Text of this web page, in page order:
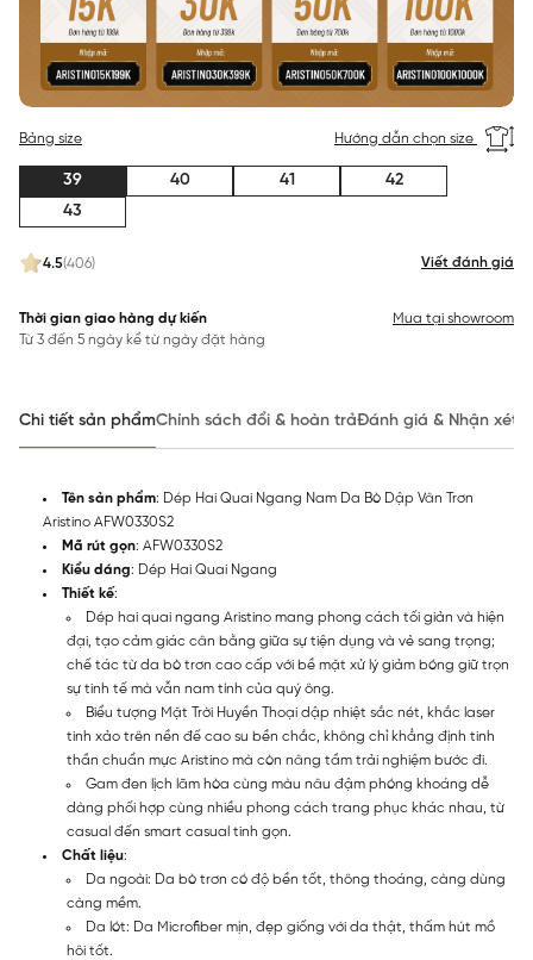
4.5(406) Viết đánh giá
Bảng size Hướng dẫn chọn size
39 40 41
42
43
Thời gian giao hàng dự kiến
Từ 3 đến 5 ngày kể từ ngày đặt hàng
Mua tại showroom
Chi tiết sản phẩmChính sách đổi & hoàn trảĐánh giá & Nhận xét
Tên sản phẩm: Dép Hai Quai Ngang Nam Da Bò Dập Vân Trơn
Aristino AFW0330S2
Mã rút gọn: AFW0330S2
Kiểu dáng: Dép Hai Quai Ngang
Thiết kế:
Dép hai quai ngang Aristino mang phong cách tối giản và hiện
đại, tạo cảm giác cân bằng giữa sự tiện dụng và vẻ sang trọng;
chế tác từ da bò trơn cao cấp với bề mặt xử lý giảm bóng giữ trọn
sự tinh tế mà vẫn nam tính của quý ông.
Biểu tượng Mặt Trời Huyền Thoại dập nhiệt sắc nét, khắc laser
tinh xảo trên nền đế cao su bền chắc, không chỉ khẳng định tinh
thần chuẩn mực Aristino mà còn nâng tầm trải nghiệm bước đi.
Gam đen lịch lãm hòa cùng màu nâu đậm phóng khoáng dễ
dàng phối hợp cùng nhiều phong cách trang phục khác nhau, từ
casual đến smart casual tinh gọn.
Chất liệu:
Da ngoài: Da bò trơn có độ bền tốt, thông thoáng, càng dùng
càng mềm.
Da lót: Da Microfiber mịn, đẹp giống với da thật, thấm hút mồ
hôi tốt.